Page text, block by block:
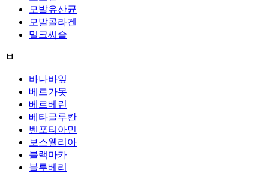
모발유산균
모발콜라겐
밀크씨슬
ㅂ
바나바잎
베르가못
베르베린
베타글루칸
벤포티아민
보스웰리아
블랙마카
블루베리